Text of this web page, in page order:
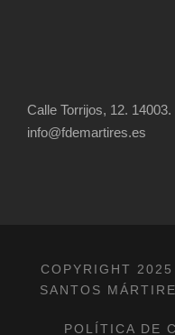
Calle Torrijos, 12.
info@fdemartires.es
COPYRIGHT
SANTOS
POLÍTICA DE